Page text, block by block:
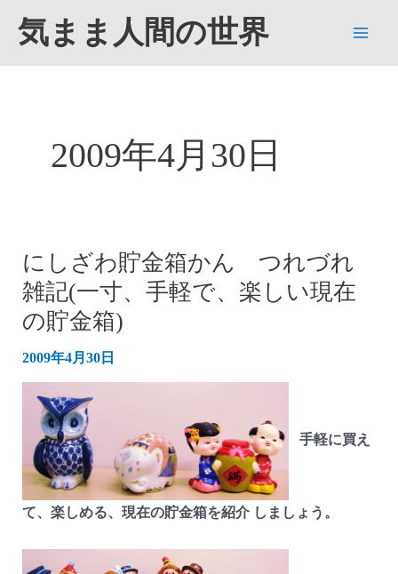
気まま人間の世界
2009年4月30日
にしざわ貯金箱かん つれづれ
雑記(一寸、手軽で、楽しい現在
の貯金箱)
2009年4月30日
手軽に買え
て、楽しめる、現在の貯金箱を紹介しましょう。